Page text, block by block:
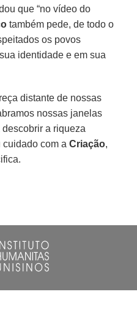
que “no vídeo do
também pede, de todo o
os povos
identidade e em sua
distante de nossas
nossas janelas
a riqueza
cuidado com aCriação,